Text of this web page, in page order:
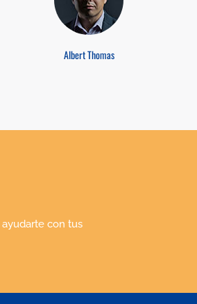
Albert Thomas
con tus